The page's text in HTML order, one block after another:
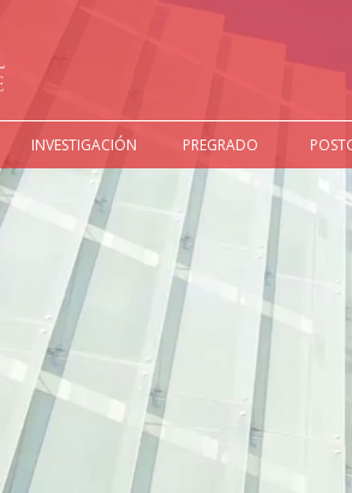
INVESTIGACIÓN PREGRADO